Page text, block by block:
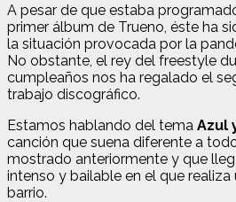
A pesar de que estaba
primer álbum de Trueno, éste ha
la situación provocada por la
No obstante, el rey del freestyle
cumpleaños nos ha regalado el
trabajo discográfico.
Estamos hablando del tema Azul
canción que suena diferente a
mostrado anteriormente y que
intenso y bailable en el que realiza
barrio.